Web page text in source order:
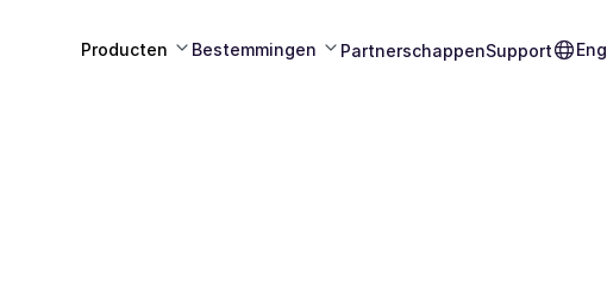
Producten Bestemmingen PartnerschappenSupport